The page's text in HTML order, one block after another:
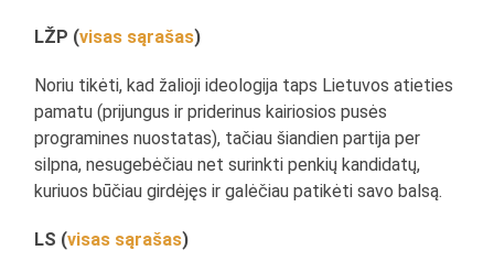
LŽP (visas sąrašas)
Noriu tikėti, kad žalioji ideologija taps Lietuvos atieties
pamatu (prijungus ir priderinus kairiosios pusės
programines nuostatas), tačiau šiandien partija per
silpna, nesugebėčiau net surinkti penkių kandidatų,
kuriuos būčiau girdėjęs ir galėčiau patikėti savo balsą.
LS (visas sąrašas)